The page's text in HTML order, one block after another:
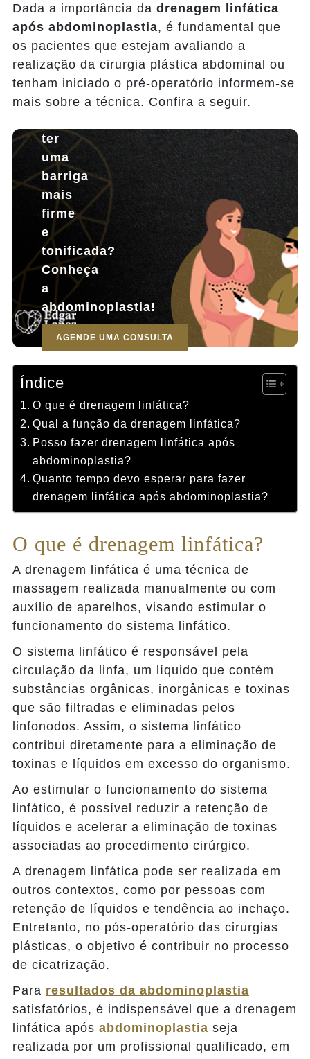
Dada a importância da drenagem linfática
após abdominoplastia, é fundamental que
os pacientes que estejam avaliando a
realização da cirurgia plástica abdominal ou
tenham iniciado o pré-operatório informem-se
mais sobre a técnica. Confira a seguir.
ter
uma
barriga
mais
firme
e
tonificada?
Conheça
a
abdominoplastia!
AGENDE UMA CONSULTA
Índice
O que é drenagem linfática?
Qual a função da drenagem linfática?
Posso fazer drenagem linfática após
abdominoplastia?
Quanto tempo devo esperar para fazer
drenagem linfática após abdominoplastia?
O que é drenagem linfática?
A drenagem linfática é uma técnica de
massagem realizada manualmente ou com
auxílio de aparelhos, visando estimular o
funcionamento do sistema linfático.
O sistema linfático é responsável pela
circulação da linfa, um líquido que contém
substâncias orgânicas, inorgânicas e toxinas
que são filtradas e eliminadas pelos
linfonodos. Assim, o sistema linfático
contribui diretamente para a eliminação de
toxinas e líquidos em excesso do organismo.
Ao estimular o funcionamento do sistema
linfático, é possível reduzir a retenção de
líquidos e acelerar a eliminação de toxinas
associadas ao procedimento cirúrgico.
A drenagem linfática pode ser realizada em
outros contextos, como por pessoas com
retenção de líquidos e tendência ao inchaço.
Entretanto, no pós-operatório das cirurgias
plásticas, o objetivo é contribuir no processo
de cicatrização.
Para resultados da abdominoplastia
satisfatórios, é indispensável que a drenagem
linfática após abdominoplastia seja
realizada por um profissional qualificado, em